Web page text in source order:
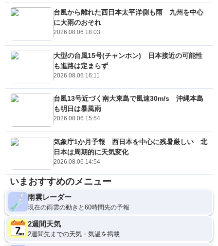
台風から離れた西日本太平洋側も雨 九州を中心
に大雨のおそれ
2026.08.06 18:03
大型の台風15号(チャンホン) 日本接近の可能性
も進路は定まらず
2026.08.06 16:11
台風13号近づく南大東島で風速30m/s 沖縄本島
も明日は暴風雨
2026.08.06 15:54
気象庁1か月予報 西日本を中心に残暑厳しい 北
日本は周期的に天気変化
2026.08.06 14:54
いまおすすめのメニュー
雨雲レーダー
現在の雨雲の動きと60時間先の予報
2週間天気
2週間先までの天気・気温を掲載